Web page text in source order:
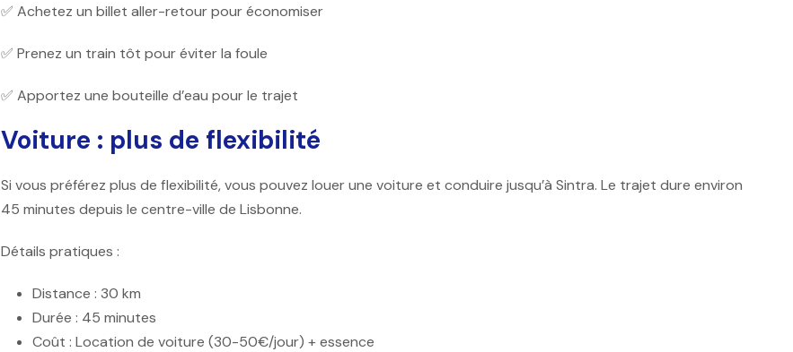
✅ Achetez un billet aller-retour pour économiser
✅ Prenez un train tôt pour éviter la foule
✅ Apportez une bouteille d’eau pour le trajet
Voiture : plus de flexibilité
Si vous préférez plus de flexibilité, vous pouvez louer une voiture et conduire jusqu’à Sintra. Le trajet dure environ
45 minutes depuis le centre-ville de Lisbonne.
Détails pratiques :
Distance : 30 km
Durée : 45 minutes
Coût : Location de voiture (30-50€/jour) + essence